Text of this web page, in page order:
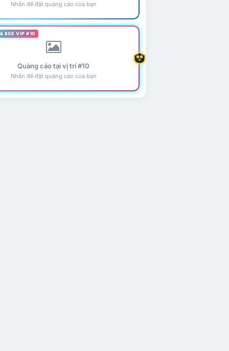
Nhấn để đặt quảng cáo của bạn
BEE VIP #10
Quảng cáo tại vị trí #10
Nhấn để đặt quảng cáo của bạn